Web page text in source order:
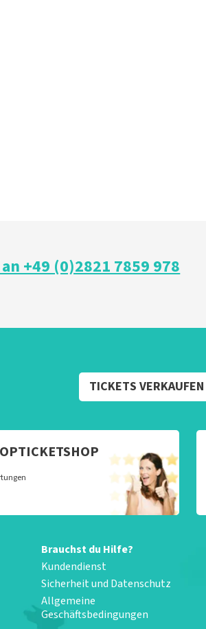
+49 (0)2821 7859 978
TICKETS VERKAUFEN
Brauchst du Hilfe?
Kundendienst
Sicherheit und Datenschutz
Allgemeine
Geschäftsbedingungen